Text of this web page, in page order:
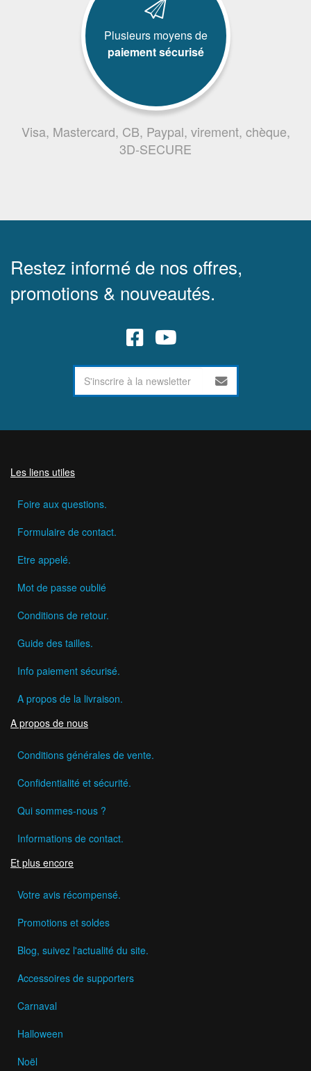
Plusieurs moyens de
paiement sécurisé
Visa, Mastercard, CB, Paypal, virement, chèque,
3D-SECURE
Restez informé de nos offres,
promotions & nouveautés.
Les liens utiles
Foire aux questions.
Formulaire de contact.
Etre appelé.
Mot de passe oublié
Conditions de retour.
Guide des tailles.
Info paiement sécurisé.
A propos de la livraison.
A propos de nous
Conditions générales de vente.
Confidentialité et sécurité.
Qui sommes-nous ?
Informations de contact.
Et plus encore
Votre avis récompensé.
Promotions et soldes
Blog, suivez l'actualité du site.
Accessoires de supporters
Carnaval
Halloween
Noël